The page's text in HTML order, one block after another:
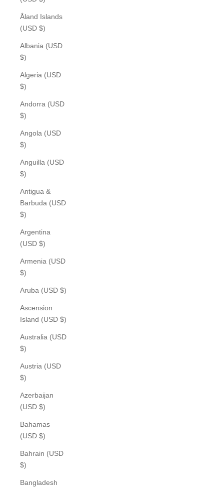
Åland Islands
(USD $)
Albania (USD
$)
Algeria (USD
$)
Andorra (USD
$)
Angola (USD
$)
Anguilla (USD
$)
Antigua &
Barbuda (USD
$)
Argentina
(USD $)
Armenia (USD
$)
Aruba (USD $)
Ascension
Island (USD $)
Australia (USD
$)
Austria (USD
$)
Azerbaijan
(USD $)
Bahamas
(USD $)
Bahrain (USD
$)
Bangladesh